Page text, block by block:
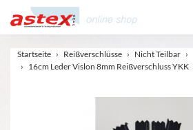
Startseite Reißverschlüsse Nicht Teilbar
16cm Leder Vislon 8mm Reißverschluss YKK